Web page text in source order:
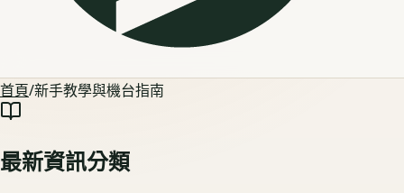
首頁/新手教學與機台指南
最新資訊分類